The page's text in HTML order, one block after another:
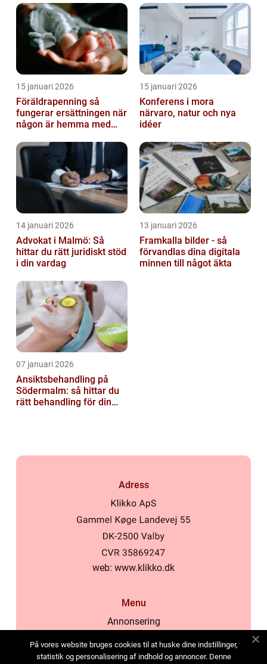
15 januari 2026
Föräldrapenning så
fungerar ersättningen när
någon är hemma med
15 januari 2026
Konferens i mora
närvaro, natur och nya
idéer
14 januari 2026
Advokat i Malmö: Så
hittar du rätt juridiskt stöd
i din vardag
13 januari 2026
Framkalla bilder - så
förvandlas dina digitala
minnen till något äkta
07 januari 2026
Ansiktsbehandling på
Södermalm: så hittar du
rätt behandling för din
Adress
web: www.klikko.dk
Menu
Annonsering
Cookies
På vores website bruges cookies til at huske dine indstillinger,
statistik og personalisering af indhold og annoncer. Denne